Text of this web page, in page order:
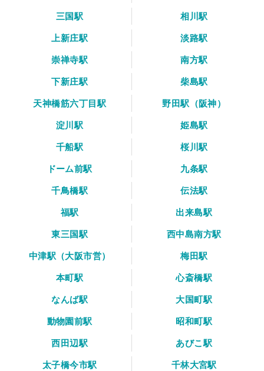
三国駅
相川駅
上新庄駅
淡路駅
崇禅寺駅
南方駅
下新庄駅
柴島駅
天神橋筋六丁目駅
野田駅（阪神）
淀川駅
姫島駅
千船駅
桜川駅
ドーム前駅
九条駅
千鳥橋駅
伝法駅
福駅
出来島駅
東三国駅
西中島南方駅
中津駅（大阪市営）
梅田駅
本町駅
心斎橋駅
なんば駅
大国町駅
動物園前駅
昭和町駅
西田辺駅
あびこ駅
太子橋今市駅
千林大宮駅